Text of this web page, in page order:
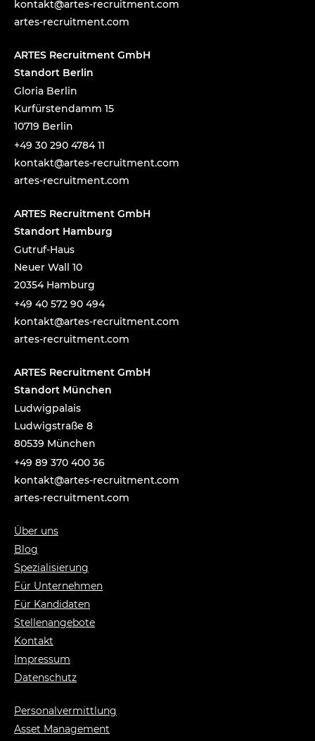
moc.t
nemti
urcer
-setr
a@tka
tnok
artes-recruitment.com
ARTES Recruitment GmbH
Standort Berlin
Gloria Berlin
Kurfürstendamm 15
10719 Berlin
+49 30 290 4784 11
moc.t
nemti
urcer
-setr
a@tka
tnok
artes-recruitment.com
ARTES Recruitment GmbH
Standort Hamburg
Gutruf-Haus
Neuer Wall 10
20354 Hamburg
+49 40 572 90 494
moc.t
nemti
urcer
-setr
a@tka
tnok
artes-recruitment.com
ARTES Recruitment GmbH
Standort München
Ludwigpalais
Ludwigstraße 8
80539 München
+49 89 370 400 36
moc.t
nemti
urcer
-setr
a@tka
tnok
artes-recruitment.com
Über uns
Blog
Spezialisierung
Für Unternehmen
Für Kandidaten
Stellenangebote
Kontakt
Impressum
Datenschutz
Personalvermittlung
Asset Management